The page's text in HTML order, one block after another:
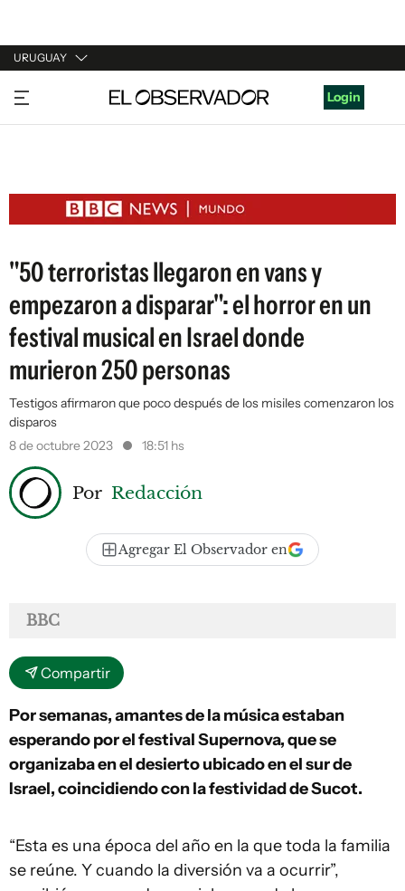
URUGUAY
URUGUAY
ARGENTINA
ESTADOS UNIDOS
Login
"50 terroristas llegaron en vans y
empezaron a disparar": el horror en un
festival musical en Israel donde
murieron 250 personas
Testigos afirmaron que poco después de los misiles comenzaron los
disparos
8 de octubre 2023
18:51 hs
Por Redacción
Agregar El Observador en
BBC
Compartir
Por semanas, amantes de la música estaban
esperando por el festival Supernova, que se
organizaba en el desierto ubicado en el sur de
Israel, coincidiendo con la festividad de Sucot.
“Esta es una época del año en la que toda la familia
se reúne. Y cuando la diversión va a ocurrir”,